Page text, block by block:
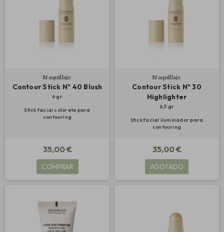
Maquillaje
Contour Stick Nº 40 Blush
6 gr
Stick facial colorete para
contouring
35,00 €
COMPRAR
Maquillaje
Contour Stick Nº 30
Highlighter
6,5 gr
Stick facial iluminador para
contouring
35,00 €
AGOTADO